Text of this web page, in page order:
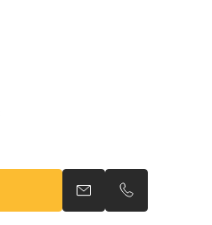
Envoyer un email
Appeler par